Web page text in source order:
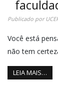
Publicado por
Você está
não tem
LEIA MAIS…